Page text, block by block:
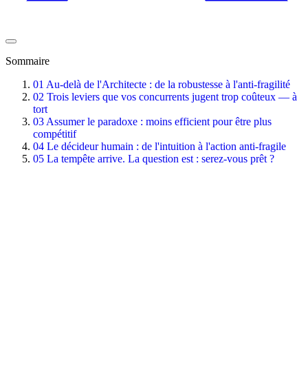
Sommaire
01 Au-delà de l'Architecte : de la robustesse à l'anti-fragilité
02 Trois leviers que vos concurrents jugent trop coûteux — à
tort
03 Assumer le paradoxe : moins efficient pour être plus
compétitif
04 Le décideur humain : de l'intuition à l'action anti-fragile
05 La tempête arrive. La question est : serez-vous prêt ?